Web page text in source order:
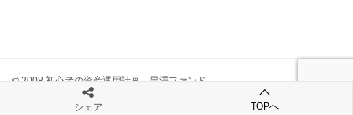
© 2008 初心者の資産運用計画 黒澤ファンド
シェア TOPへ